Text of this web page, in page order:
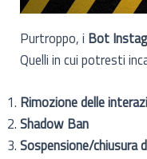
Purtroppo, i Bot
Quelli in cui potresti
Rimozione delle
Shadow Ban
Sospensione/chiusura